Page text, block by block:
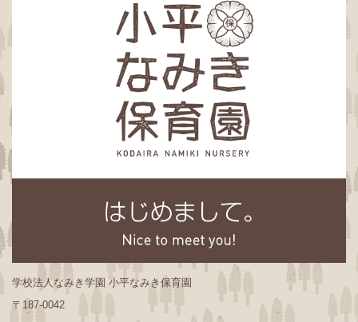
学校法人なみき学園 小平なみき保育園
〒187-0042